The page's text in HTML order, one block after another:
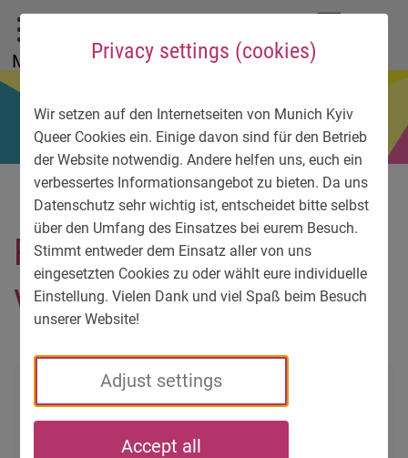
Privacy settings (cookies)
Wir setzen auf den Internetseiten von Munich Kyiv
Queer Cookies ein. Einige davon sind für den Betrieb
der Website notwendig. Andere helfen uns, euch ein
verbessertes Informationsangebot zu bieten. Da uns
Datenschutz sehr wichtig ist, entscheidet bitte selbst
über den Umfang des Einsatzes bei eurem Besuch.
Stimmt entweder dem Einsatz aller von uns
eingesetzten Cookies zu oder wählt eure individuelle
Einstellung. Vielen Dank und viel Spaß beim Besuch
unserer Website!
Adjust settings
Accept all
To main menu
To language menu
To search
To content
To service information
Menu
Ruby Tuesday. Foto
Verena Gremmer